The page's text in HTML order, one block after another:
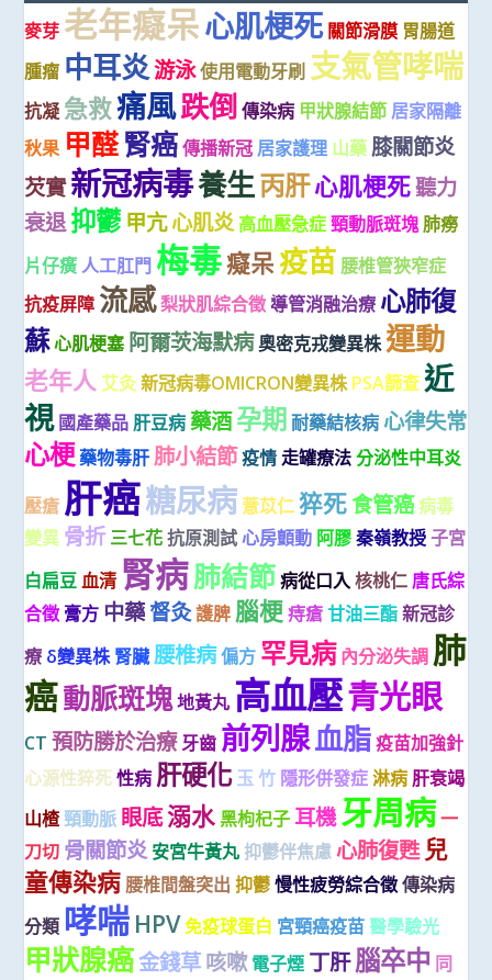
麥芽 老年癡呆心肌梗死 關節滑膜 胃腸道
腫瘤 中耳炎游泳使用電動牙刷 支氣管哮喘
抗凝 急救痛風跌倒 傳染病 甲狀腺結節 居家隔離
秋果 甲醛腎癌 傳播新冠 居家護理 山藥 膝關節炎
芡實新冠病毒養生丙肝心肌梗死聽力
衰退抑鬱 甲亢心肌炎 高血壓急症 頸動脈斑塊肺癆
片仔癀 人工肛門 梅毒癡呆疫苗 腰椎管狹窄症
抗疫屏障 流感梨狀肌綜合徵導管消融治療 心肺復
蘇心肌梗塞 阿爾茨海默病奧密克戎變異株運動
老年人 艾灸 新冠病毒OMICRON變異株 PSA篩查 近
視 國產藥品 肝豆病 藥酒孕期 耐藥結核病 心律失常
心梗藥物毒肝 肺小結節疫情 走罐療法 分泌性中耳炎
壓瘡 肝癌糖尿病 薏苡仁 猝死食管癌病毒
變異 骨折 三七花 抗原測試 心房顫動 阿膠 秦嶺教授子宮
白扁豆 血清 腎病肺結節 病從口入核桃仁 唐氏綜
合徵 膏方 中藥督灸護脾 腦梗 痔瘡 甘油三酯 新冠診
療 δ變異株 腎臟腰椎病偏方 罕見病 內分泌失調 肺
癌動脈斑塊地黃丸 高血壓青光眼
CT 預防勝於治療牙齒 前列腺血脂 疫苗加強針
心源性猝死 性病 肝硬化 玉 竹 隱形併發症 淋病 肝衰竭
山楂 頸動脈 眼底溺水 黑枸杞子 耳機牙周病 一
刀切 骨關節炎 安宮牛黃丸 抑鬱伴焦慮 心肺復甦 兒
童傳染病 腰椎間盤突出 抑鬱 慢性疲勞綜合徵傳染病
分類 哮喘 HPV免疫球蛋白 宮頸癌疫苗 醫學驗光
甲狀腺癌金錢草咳嗽 電子煙 丁肝腦卒中 同